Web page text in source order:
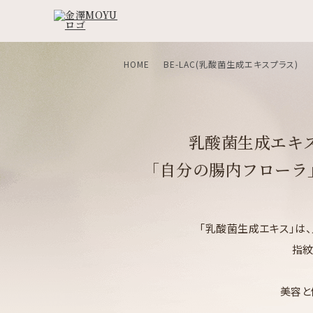
HOME BE-LAC(乳酸菌生成エキスプラス)
乳酸菌生成エキ
「自分の腸内フロー
「乳酸菌生成エキス」
指
美容